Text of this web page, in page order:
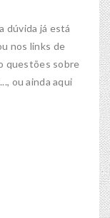
dúvida já está
nos links de
questões sobre
ou ainda aqui